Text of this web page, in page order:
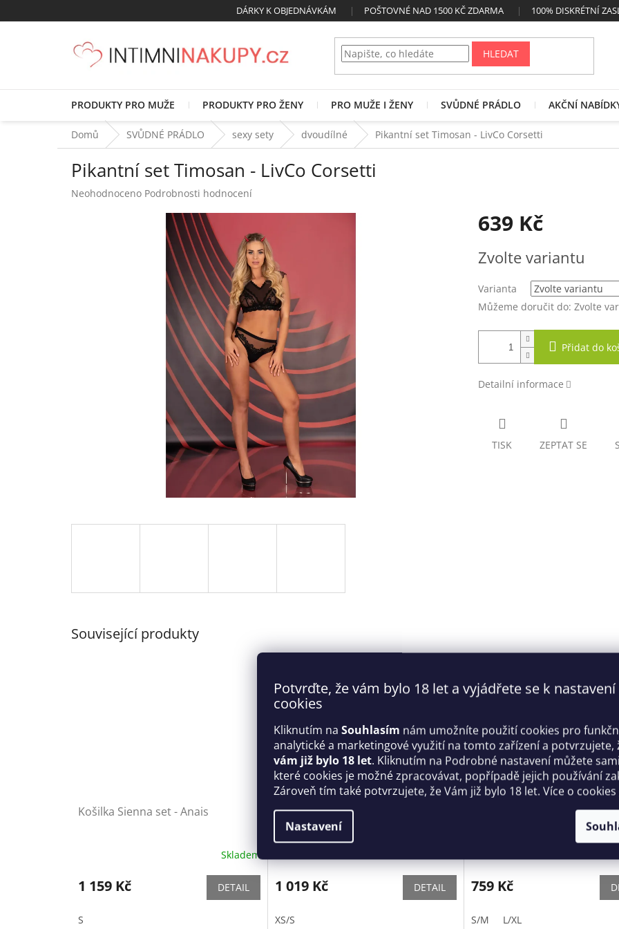
Potvrďte, že vám bylo 18 let a vyjádřete se k nastavení
cookies
Kliknutím na Souhlasím nám umožníte použití cookies pro
analytické a marketingové využití na tomto zařízení a potvrzujete,
vám již bylo 18 let. Kliknutím na Podrobné nastavení můžete
které cookies je možné zpracovávat, popřípadě jejich používání
Zároveň tím také potvrzujete, že Vám již bylo 18 let. Více o cookies
Nastavení
na
DÁRKY K OBJEDNÁVKÁM POŠTOVNÉ NAD 1500 KČ ZDARMA 100% DISKRÉTNÍ
HLEDAT
PRODUKTY PRO MUŽE PRODUKTY PRO ŽENY PRO MUŽE I ŽENY SVŮDNÉ PRÁDLO AKČNÍ
Domů SVŮDNÉ PRÁDLO sexy sety dvoudílné Pikantní set Timosan - LivCo Corsetti
Pikantní set Timosan - LivCo Corsetti
Průměrné
Neohodnoceno Podrobnosti hodnocení
639 Kč
cena:
Zvolte variantu
Varianta
Můžeme doručit do: Zvolte
Přidat do
Detailní informace
TISK ZEPTAT SE
Související produkty
Košilka Sienna set - Anais
Skladem
1 159 Kč DETAIL
S
Smyslný set Diyosa set red -
Obsessive
1 019 Kč DETAIL
XS/S
Romantická košilka Baririn -
759 Kč
S/M L/XL